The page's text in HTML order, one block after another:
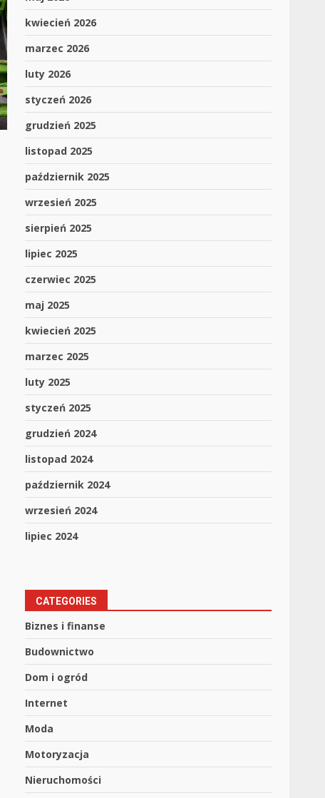
kwiecień 2026
marzec 2026
luty 2026
styczeń 2026
grudzień 2025
listopad 2025
październik 2025
wrzesień 2025
sierpień 2025
lipiec 2025
czerwiec 2025
maj 2025
kwiecień 2025
marzec 2025
luty 2025
styczeń 2025
grudzień 2024
listopad 2024
październik 2024
wrzesień 2024
lipiec 2024
CATEGORIES
Biznes i finanse
Budownictwo
Dom i ogród
Internet
Moda
Motoryzacja
Nieruchomości